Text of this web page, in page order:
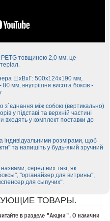
ТОВАРЫ.
в разделе "Акции". О наличии
PETG товщиною 2,0 мм, це
ШхВхГ: 500х124х190 мм,
мм, внутрішня висота боксів -
з`єднання між собою (вертикально)
у підставі та верхній частині
входять у комплект поставки до
індивідуальними розмірами, щоб
та напишіть у будь-який зручний
серед них такі, як
"органайзер для витрины",
для сыпучих".